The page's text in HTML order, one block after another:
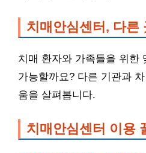
치매안심센터, 다른
치매 환자와 가족들을 위한
가능할까요? 다른 기관과
움을 살펴봅니다.
치매안심센터 이용